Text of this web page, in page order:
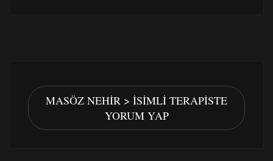
MASÖZ NEHIR > İSIMLI TERAPISTE
YORUM YAP